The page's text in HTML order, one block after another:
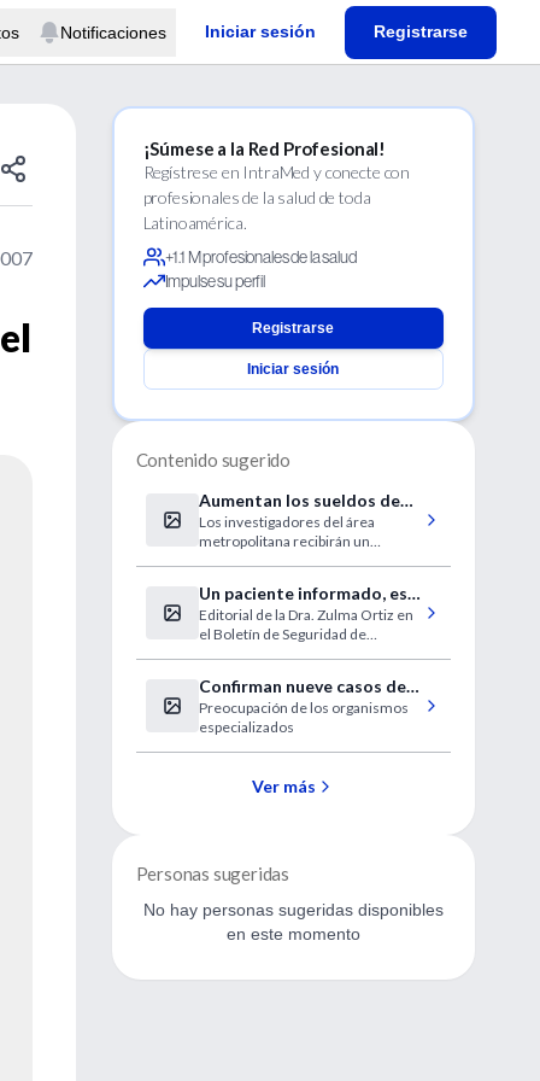
Notificaciones Iniciar sesión Registrarse
¡Súmese a la Red Profesional!
Regístrese en IntraMed y conecte con
profesionales de la salud de toda
Latinoamérica.
+1.1 M profesionales de la salud
Impulse su perfil
Registrarse
Iniciar sesión
Contenido sugerido
Aumentan los sueldos de
más de 10.000 científicos de
todo el país
Los investigadores del área
metropolitana recibirán un
Un paciente informado, es
un paciente seguro
Editorial de la Dra. Zulma Ortiz en
el Boletín de Seguridad de
Confirman nueve casos de
dengue en Formosa
Preocupación de los organismos
especializados
Ver más
Personas sugeridas
No hay personas sugeridas disponibles
en este momento